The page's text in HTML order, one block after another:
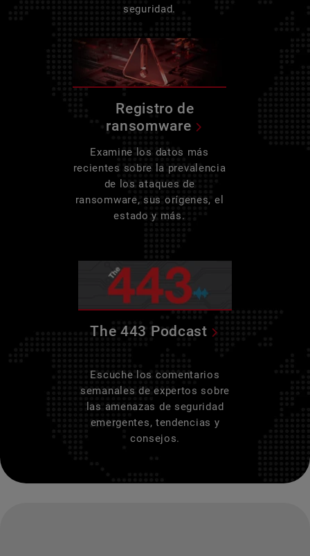
seguridad.
Registro de
ransomware
Examine los datos más
recientes sobre la prevalencia
de los ataques de
ransomware, sus orígenes, el
estado y más.
The 443 Podcast
Escuche los comentarios
semanales de expertos sobre
las amenazas de seguridad
emergentes, tendencias y
consejos.